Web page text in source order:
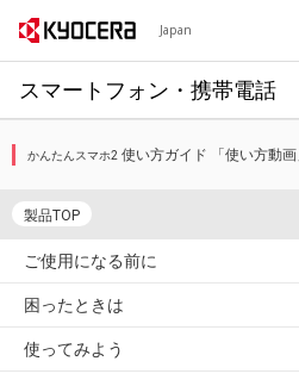
Japan
スマートフォン・携帯電話
かんたんスマホ2 使い方ガイド 「使い方動画
製品TOP
ご使用になる前に
困ったときは
使ってみよう